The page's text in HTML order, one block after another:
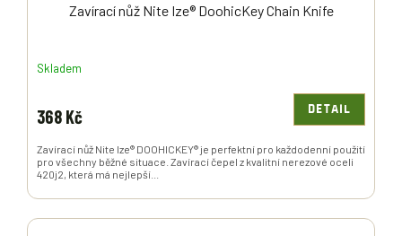
Zavírací nůž Nite Ize® DoohicKey Chain Knife
Skladem
368 Kč DETAIL
Zavírací nůž Nite Ize® DOOHICKEY® je perfektní pro každodenní použití
pro všechny běžné situace. Zavírací čepel z kvalitní nerezové oceli
420j2, která má nejlepší...